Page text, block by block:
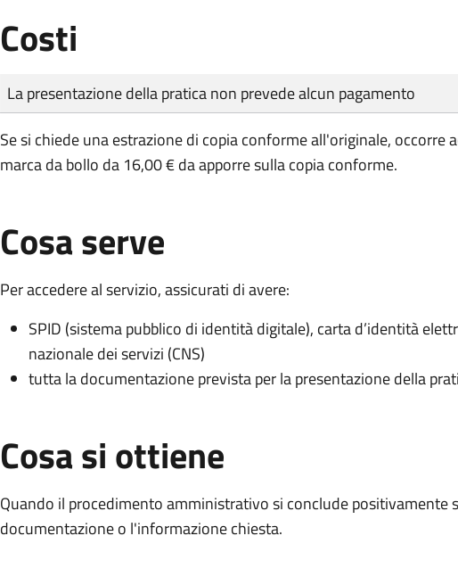
Costi
Tipo di pagamento
Importo
La presentazione della pratica non prevede alcun pagamento
Se si chiede una estrazione di copia conforme all'originale, occorre
marca da bollo da 16,00 € da apporre sulla copia conforme.
Cosa serve
Per accedere al servizio, assicurati di avere:
SPID (sistema pubblico di identità digitale), carta d’identità
nazionale dei servizi (CNS)
tutta la documentazione prevista per la presentazione della
Cosa si ottiene
Quando il procedimento amministrativo si conclude positivamente
documentazione o l'informazione chiesta.